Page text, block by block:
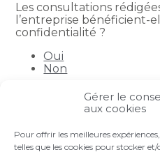
Gérer le
aux cookies
Pour offrir les meilleures
telles que les cookies pour stocker
Les consultations
l’entreprise bénéficient-
confidentialité ?
Oui
Non